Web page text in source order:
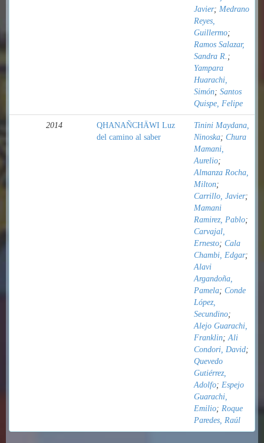
Javier; Medrano
Reyes,
Guillermo;
Ramos Salazar,
Sandra R. ;
Yampara
Huarachi,
Simón; Santos
Quispe, Felipe
2014
QHANAÑCHÄWI Luz
del camino al saber
Tinini Maydana,
Ninoska; Chura
Mamani,
Aurelio;
Almanza Rocha,
Milton;
Carrillo, Javier;
Mamani
Ramirez, Pablo;
Carvajal,
Ernesto; Cala
Chambi, Edgar;
Alavi
Argandoña,
Pamela; Conde
López,
Secundino;
Alejo Guarachi,
Franklin;Ali
Condori, David;
Quevedo
Gutiérrez,
Adolfo; Espejo
Guarachi,
Emilio; Roque
Paredes, Raúl